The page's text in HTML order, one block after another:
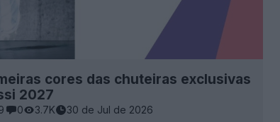
cores das chuteiras exclusivas
2027
0 3.7K 30 de Jul de 2026